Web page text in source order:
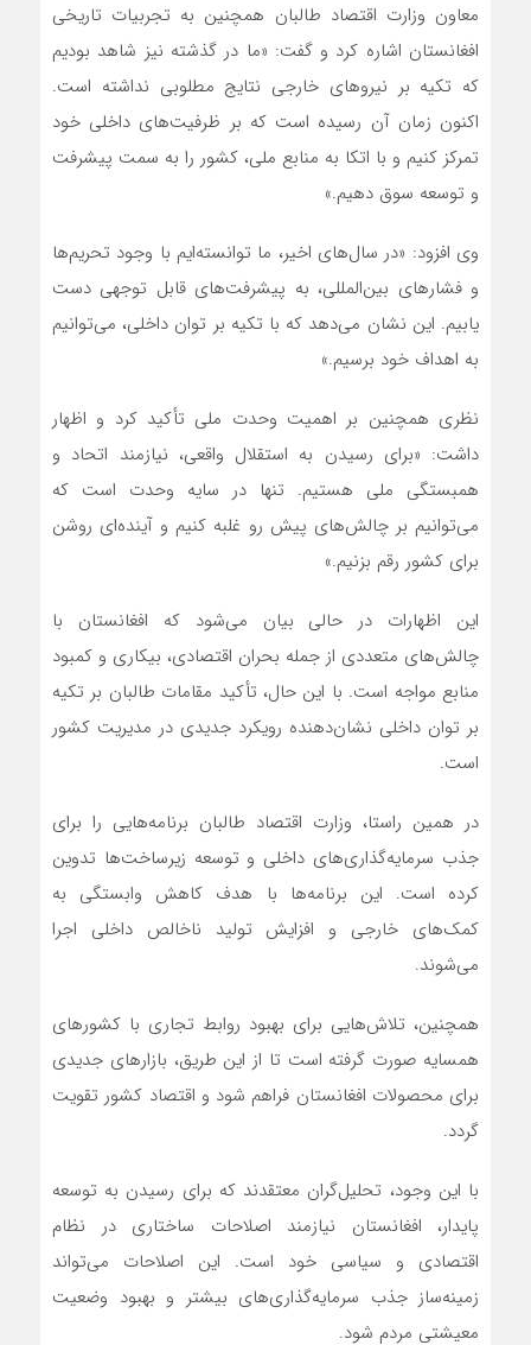
معاون وزارت اقتصاد طالبان همچنین به تجربیات تاریخی
افغانستان اشاره کرد و گفت: «ما در گذشته نیز شاهد بودیم
که تکیه بر نیروهای خارجی نتایج مطلوبی نداشته است.
اکنون زمان آن رسیده است که بر ظرفیت‌های داخلی خود
تمرکز کنیم و با اتکا به منابع ملی، کشور را به سمت پیشرفت
و توسعه سوق دهیم.»
وی افزود: «در سال‌های اخیر، ما توانسته‌ایم با وجود تحریم‌ها
و فشارهای بین‌المللی، به پیشرفت‌های قابل توجهی دست
یابیم. این نشان می‌دهد که با تکیه بر توان داخلی، می‌توانیم
به اهداف خود برسیم.»
نظری همچنین بر اهمیت وحدت ملی تأکید کرد و اظهار
داشت: «برای رسیدن به استقلال واقعی، نیازمند اتحاد و
همبستگی ملی هستیم. تنها در سایه وحدت است که
می‌توانیم بر چالش‌های پیش رو غلبه کنیم و آینده‌ای روشن
برای کشور رقم بزنیم.»
این اظهارات در حالی بیان می‌شود که افغانستان با
چالش‌های متعددی از جمله بحران اقتصادی، بیکاری و کمبود
منابع مواجه است. با این حال، تأکید مقامات طالبان بر تکیه
بر توان داخلی نشان‌دهنده رویکرد جدیدی در مدیریت کشور
است.
در همین راستا، وزارت اقتصاد طالبان برنامه‌هایی را برای
جذب سرمایه‌گذاری‌های داخلی و توسعه زیرساخت‌ها تدوین
کرده است. این برنامه‌ها با هدف کاهش وابستگی به
کمک‌های خارجی و افزایش تولید ناخالص داخلی اجرا
می‌شوند.
همچنین، تلاش‌هایی برای بهبود روابط تجاری با کشورهای
همسایه صورت گرفته است تا از این طریق، بازارهای جدیدی
برای محصولات افغانستان فراهم شود و اقتصاد کشور تقویت
گردد.
با این وجود، تحلیل‌گران معتقدند که برای رسیدن به توسعه
پایدار، افغانستان نیازمند اصلاحات ساختاری در نظام
اقتصادی و سیاسی خود است. این اصلاحات می‌تواند
زمینه‌ساز جذب سرمایه‌گذاری‌های بیشتر و بهبود وضعیت
معیشتی مردم شود.